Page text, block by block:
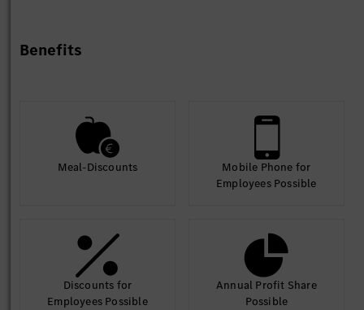
Benefits
Meal-Discounts
Mobile Phone for
Employees Possible
Discounts for
Employees Possible
Annual Profit Share
Possible